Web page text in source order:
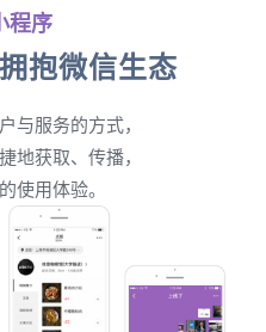
程序
抱微信生态
与服务的方式，
地获取、传播，
使用体验。